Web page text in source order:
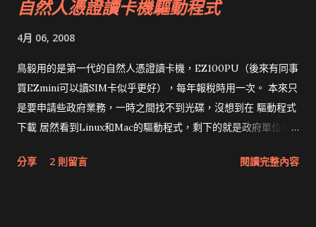
自然人憑證讀卡機驅動程式
4月 06, 2008
鳥毅用的是第一代的自然人憑證讀卡機，EZ100PU（後來有同事
買EZmini可以讀SIM卡似乎更好），每年報稅時用一次。 本來只
是要申請些政府業務，一時之間找不到光碟，沒想到在 驅動程式
下載 居然看到Linux和Mac的驅動程式，剩下的就是政府單位的
分享 2 則留言 閱讀完整內容